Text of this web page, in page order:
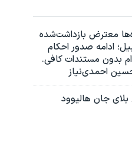
معترض بازداشت‌شده
ادامه صدور احکام
بدون مستندات کافی.
احمدی‌نیاز
جان هالیوود